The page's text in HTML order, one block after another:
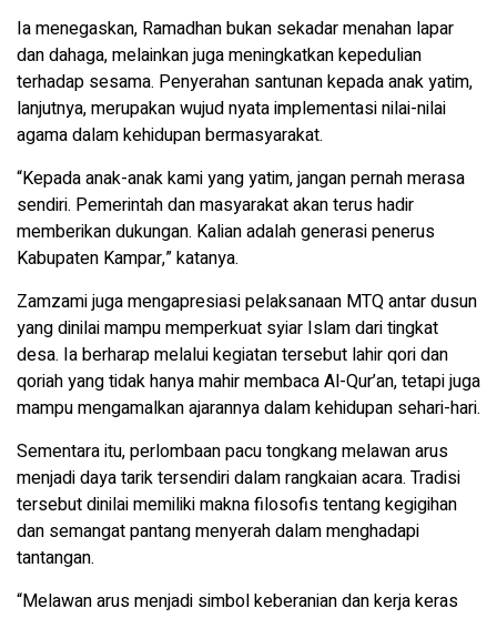
Ia menegaskan, Ramadhan bukan sekadar menahan lapar
dan dahaga, melainkan juga meningkatkan kepedulian
terhadap sesama. Penyerahan santunan kepada anak yatim,
lanjutnya, merupakan wujud nyata implementasi nilai-nilai
agama dalam kehidupan bermasyarakat.
“Kepada anak-anak kami yang yatim, jangan pernah merasa
sendiri. Pemerintah dan masyarakat akan terus hadir
memberikan dukungan. Kalian adalah generasi penerus
Kabupaten Kampar,” katanya.
Zamzami juga mengapresiasi pelaksanaan MTQ antar dusun
yang dinilai mampu memperkuat syiar Islam dari tingkat
desa. Ia berharap melalui kegiatan tersebut lahir qori dan
qoriah yang tidak hanya mahir membaca Al-Qur’an, tetapi juga
mampu mengamalkan ajarannya dalam kehidupan sehari-hari.
Sementara itu, perlombaan pacu tongkang melawan arus
menjadi daya tarik tersendiri dalam rangkaian acara. Tradisi
tersebut dinilai memiliki makna filosofis tentang kegigihan
dan semangat pantang menyerah dalam menghadapi
tantangan.
“Melawan arus menjadi simbol keberanian dan kerja keras